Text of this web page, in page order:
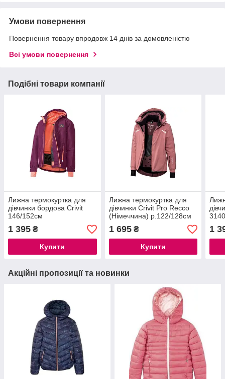
Умови повернення
Повернення товару впродовж 14 днів за домовленістю
Всі умови повернення
Подібні товари компанії
Лижна термокуртка для
дівчинки бордова Crivit
146/152см
1 395 ₴
Купити
Лижна термокуртка для
дівчинки Crivit Pro Recco
(Німеччина) р.122/128см
1 695₴
Купити
1
Акційні пропозиції та новинки